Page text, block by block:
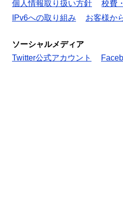
個人情報取り扱い方針
校費
IPv6への取り組み
お客様か
ソーシャルメディア
Twitter公式アカウント